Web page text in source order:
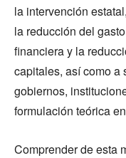
la intervención
la reducción del
financiera y la
capitales, así como a
gobiernos,
formulación teórica
Comprender de esta